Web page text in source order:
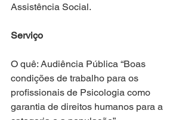
Assistência Social.
Serviço
O quê: Audiência Pública “Boas
condições de trabalho para os
profissionais de Psicologia como
garantia de direitos humanos para a